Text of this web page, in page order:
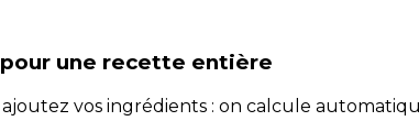
pour une recette entière
vos ingrédients : on calcule